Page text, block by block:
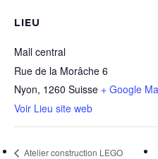
LIEU
Mall central
Rue de la Morâche 6
Nyon, 1260 Suisse + Google
Voir Lieu site web
Atelier construction LEGO